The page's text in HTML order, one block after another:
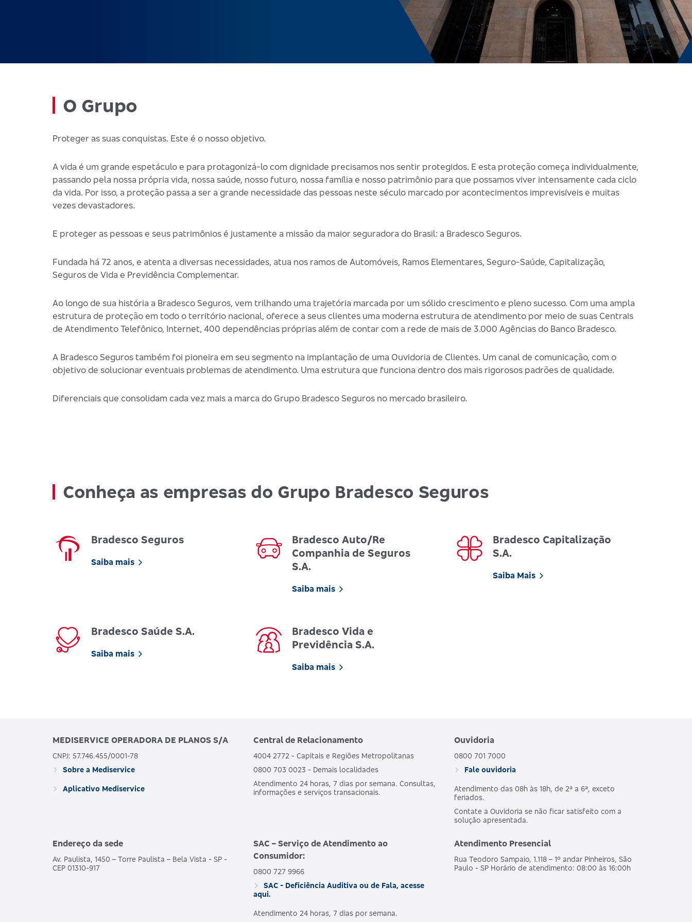
O Grupo
Proteger as suas conquistas. Este é o nosso objetivo.
A vida é um grande espetáculo e para protagonizá-lo com dignidade precisamos nos sentir protegidos. E esta proteção começa individualmente,
passando pela nossa própria vida, nossa saúde, nosso futuro, nossa família e nosso patrimônio para que possamos viver intensamente cada ciclo
da vida. Por isso, a proteção passa a ser a grande necessidade das pessoas neste século marcado por acontecimentos imprevisíveis e muitas
vezes devastadores.
E proteger as pessoas e seus patrimônios é justamente a missão da maior seguradora do Brasil: a Bradesco Seguros.
Fundada há 72 anos, e atenta a diversas necessidades, atua nos ramos de Automóveis, Ramos Elementares, Seguro-Saúde, Capitalização,
Seguros de Vida e Previdência Complementar.
Ao longo de sua história a Bradesco Seguros, vem trilhando uma trajetória marcada por um sólido crescimento e pleno sucesso. Com uma ampla
estrutura de proteção em todo o território nacional, oferece a seus clientes uma moderna estrutura de atendimento por meio de suas Centrais
de Atendimento Telefônico, Internet, 400 dependências próprias além de contar com a rede de mais de 3.000 Agências do Banco Bradesco.
A Bradesco Seguros também foi pioneira em seu segmento na implantação de uma Ouvidoria de Clientes. Um canal de comunicação, com o
objetivo de solucionar eventuais problemas de atendimento. Uma estrutura que funciona dentro dos mais rigorosos padrões de qualidade.
Diferenciais que consolidam cada vez mais a marca do Grupo Bradesco Seguros no mercado brasileiro.
Conheça as empresas do Grupo Bradesco Seguros
Bradesco Seguros
Saiba mais
Bradesco Auto/Re
Companhia de Seguros
S.A.
Saiba mais
Bradesco Capitalização
S.A.
Saiba Mais
Bradesco Saúde S.A.
Saiba mais
Bradesco Vida e
Previdência S.A.
Saiba mais
MEDISERVICE OPERADORA DE PLANOS S/A
CNPJ: 57.746.455/0001-78
Sobre a Mediservice
Aplicativo Mediservice
Central de Relacionamento
4004 2772 - Capitais e Regiões Metropolitanas
0800 703 0023 - Demais localidades
Atendimento 24 horas, 7 dias por semana. Consultas,
informações e serviços transacionais.
Ouvidoria
0800 701 7000
Fale ouvidoria
Atendimento das 08h às 18h, de 2ª a 6ª, exceto
feriados.
Contate a Ouvidoria se não ficar satisfeito com a
solução apresentada.
Endereço da sede
Av. Paulista, 1450 – Torre Paulista – Bela Vista - SP -
CEP 01310-917
SAC – Serviço de Atendimento ao
Consumidor:
0800 727 9966
SAC - Deficiência Auditiva ou de Fala, acesse
aqui.
Atendimento 24 horas, 7 dias por semana.
Atendimento Presencial
Rua Teodoro Sampaio, 1.118 – 1º andar Pinheiros, São
Paulo - SP Horário de atendimento: 08:00 às 16:00h